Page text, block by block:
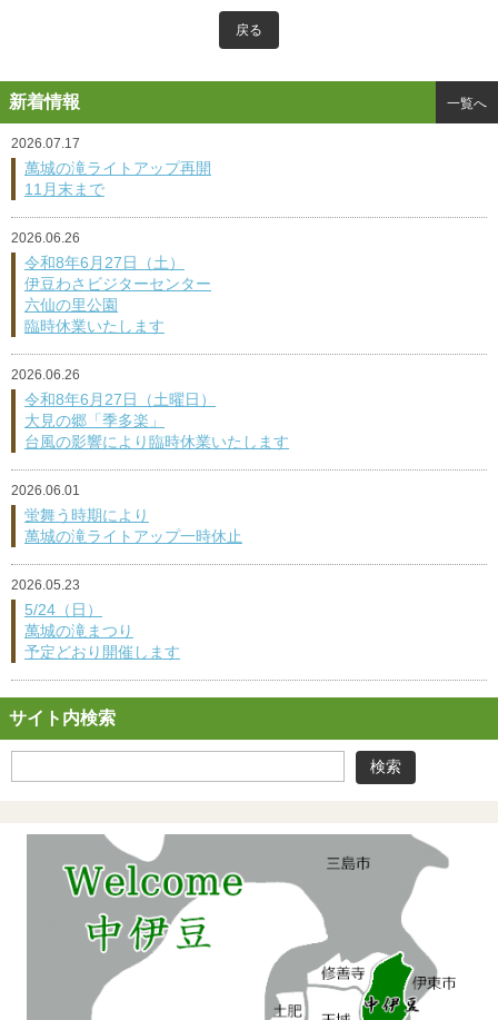
戻る
新着情報 一覧へ
2026.07.17
萬城の滝ライトアップ再開
11月末まで
2026.06.26
令和8年6月27日（土）
伊豆わさビジターセンター
六仙の里公園
臨時休業いたします
2026.06.26
令和8年6月27日（土曜日）
大見の郷「季多楽」
台風の影響により臨時休業いたします
2026.06.01
蛍舞う時期により
萬城の滝ライトアップ一時休止
2026.05.23
5/24（日）
萬城の滝まつり
予定どおり開催します
サイト内検索